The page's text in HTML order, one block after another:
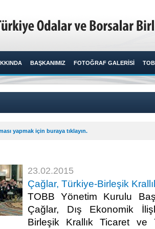
BAŞKANIMIZ FOTOĞRAF GALERİSİ
yapmak için buraya tıklayın.
23.02.2015
Çağlar, Türkiye-Birleşik
TOBB Yönetim Kurulu
Çağlar, Dış Ekonomik
Birleşik Krallık Ticaret ve